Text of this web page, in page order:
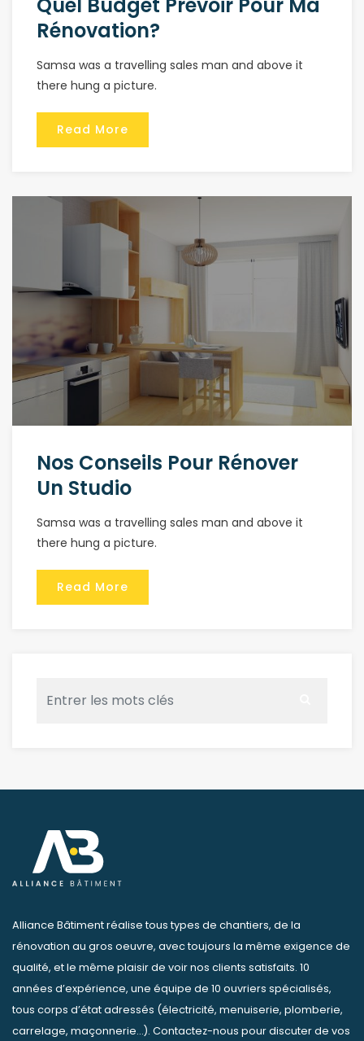
Quel Budget Prévoir Pour Ma
Rénovation?
Samsa was a travelling sales man and above it
there hung a picture.
Read More
Nos Conseils Pour Rénover
Un Studio
Samsa was a travelling sales man and above it
there hung a picture.
Read More
Alliance Bâtiment réalise tous types de chantiers, de la
rénovation au gros oeuvre, avec toujours la même exigence de
qualité, et le même plaisir de voir nos clients satisfaits. 10
années d’expérience, une équipe de 10 ouvriers spécialisés,
tous corps d’état adressés (électricité, menuiserie, plomberie,
carrelage, maçonnerie…). Contactez-nous pour discuter de vos